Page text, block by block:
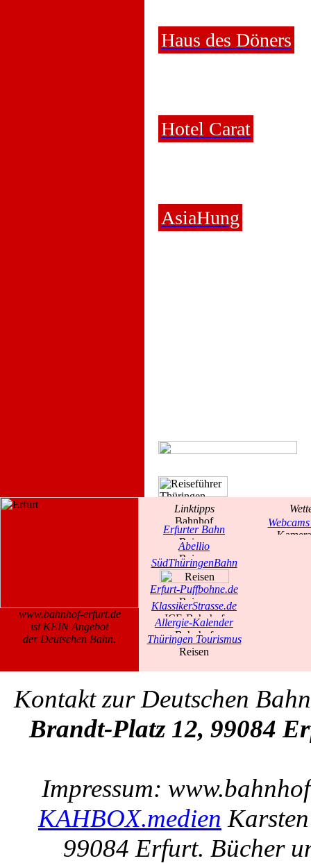
Haus des Döners
Hotel Carat
AsiaHung
www.bahnhof-erfurt.de
ist KEIN Angebot
der Deutschen Bahn.
Linktipps
Erfurter Bahn
Abellio
SüdThüringenBahn
Erfurt-Puffbohne.de
KlassikerStrasse.de
Allergie-Kalender
Thüringen Tourismus
Kontakt zur Deutschen
Brandt-Platz 12, 99084
Impressum:
KAHBOX.medien
99084 Erfurt. Bücher